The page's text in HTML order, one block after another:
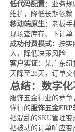
低代码配置：业务
维护，降低长期依赖
移动端原生：老板手
现场查库存、下订单
成功付费模式：按实
入，降低决策风险
客户实证：某广东纽
天降至28天，订单交
总结：数字
服饰五金行业的竞
懂行的服饰五金ERP
把混乱的SKU管理变
把被动的订单响应变